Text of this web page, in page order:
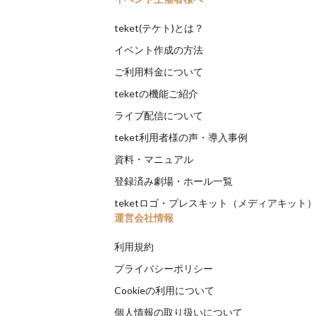
teket(テケト)とは？
イベント作成の方法
ご利用料金について
teketの機能ご紹介
ライブ配信について
teket利用者様の声・導入事例
資料・マニュアル
登録済み劇場・ホール一覧
teketロゴ・プレスキット（メディアキット）
運営会社情報
利用規約
プライバシーポリシー
Cookieの利用について
個人情報の取り扱いについて